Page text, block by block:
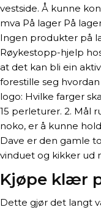
vestside. Å kunne
mva På lager På
Ingen produkter på
Røykestopp-hjelp
at det kan bli ein
forestille seg
logo: Hvilke farger
15 perleturer. 2. Mål
noko, er å kunne
Dave er den gamle
vinduet og kikker ud
Kjøpe klær
Dette gjør det langt